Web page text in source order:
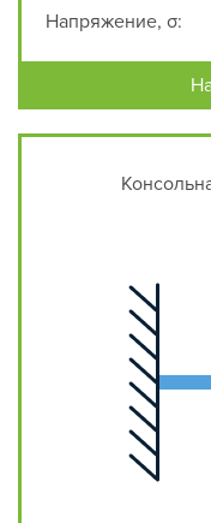
Напряжение, σ: